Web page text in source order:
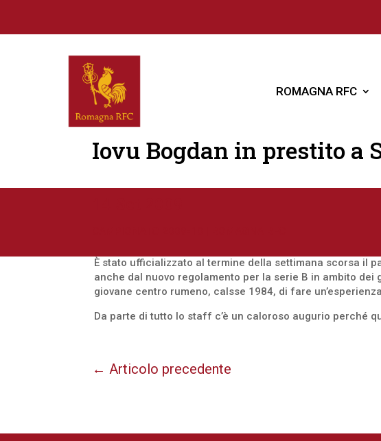
ROMAGNA RFC
Iovu Bogdan in prestito a
È stato ufficializzato al termine della settimana scorsa il
anche dal nuovo regolamento per la serie B in ambito
giovane centro rumeno, calsse 1984, di fare
Da parte di tutto lo staff c’è un caloroso augurio perché
←Articolo precedente